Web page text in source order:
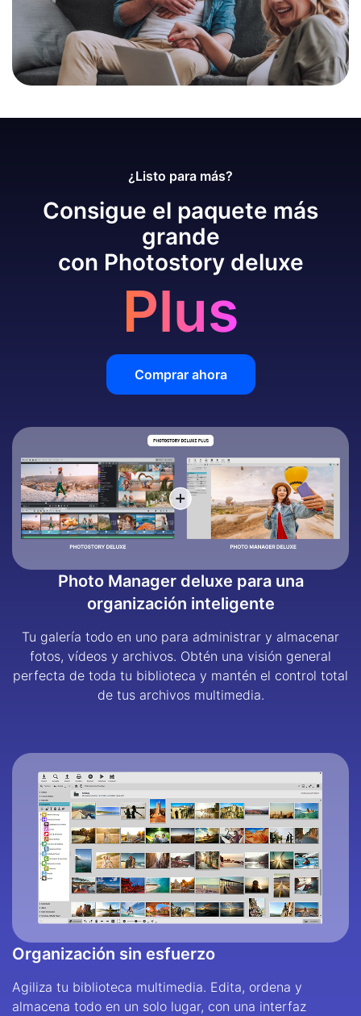
¿Listo para más?
Plus
Consigue el paquete más
grande
con Photostory deluxe
Comprar ahora
Photo Manager deluxe para una
organización inteligente
Tu galería todo en uno para administrar y almacenar
fotos, vídeos y archivos. Obtén una visión general
perfecta de toda tu biblioteca y mantén el control total
de tus archivos multimedia.
Organización sin esfuerzo
Agiliza tu biblioteca multimedia. Edita, ordena y
almacena todo en un solo lugar, con una interfaz